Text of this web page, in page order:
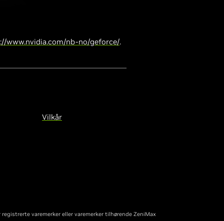
www.nvidia.com/nb-no/geforce/.
Vilkår
varemerker eller varemerker tilhørende ZeniMax